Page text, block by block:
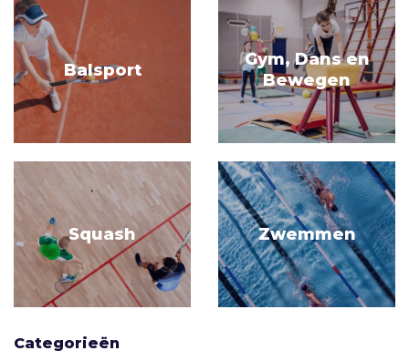
Balsport
Gym, Dans en
Bewegen
Squash Zwemmen
Categorieën